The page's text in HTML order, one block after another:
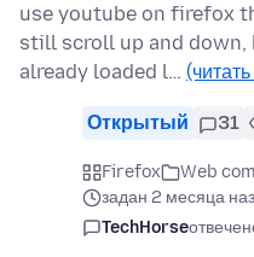
use youtube on firefox
still scroll up and
already loaded l…
Открытый 31
Firefox
Web
задан 2 месяца
TechHorse